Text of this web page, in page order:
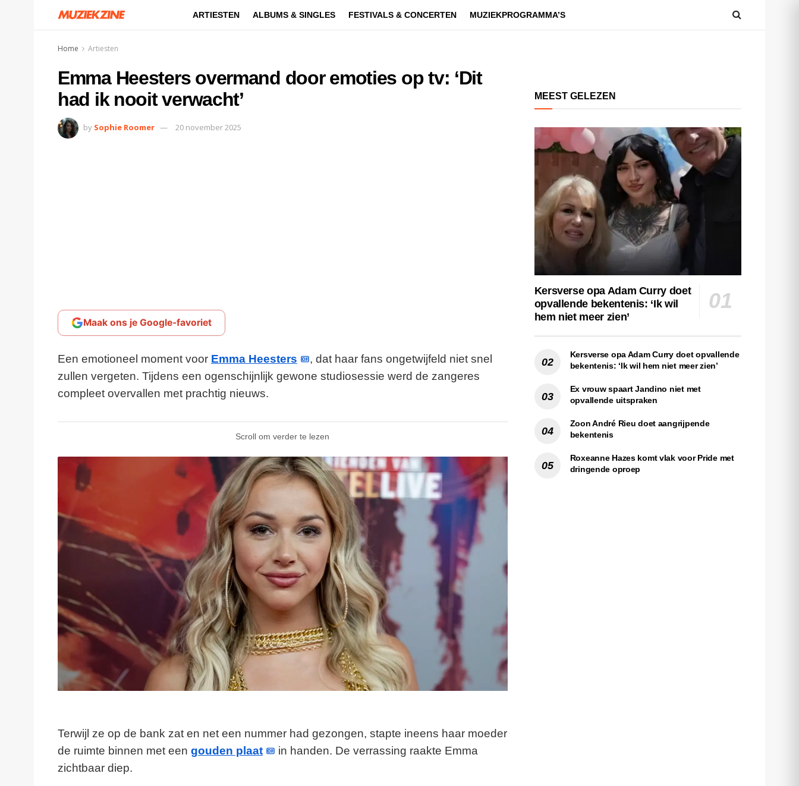
ARTIESTEN ALBUMS & SINGLES FESTIVALS & CONCERTEN MUZIEKPROGRAMMA’S
Home Artiesten
Emma Heesters overmand door emoties op tv: ‘Dit
had ik nooit verwacht’
by Sophie Roomer 20 november 2025
Maak ons je Google-favoriet
Een emotioneel moment voor Emma Heesters
, dat haar fans ongetwijfeld niet snel
zullen vergeten. Tijdens een ogenschijnlijk gewone studiosessie werd de zangeres
compleet overvallen met prachtig nieuws.
Scroll om verder te lezen
Terwijl ze op de bank zat en net een nummer had gezongen, stapte ineens haar moeder
de ruimte binnen met een gouden plaat
in handen. De verrassing raakte Emma
zichtbaar diep.
MEEST GELEZEN
Kersverse opa Adam Curry doet
opvallende bekentenis: ‘Ik wil
hem niet meer zien’
Kersverse opa Adam Curry doet opvallende
bekentenis: ‘Ik wil hem niet meer zien’
Ex vrouw spaart Jandino niet met
opvallende uitspraken
Zoon André Rieu doet aangrijpende
bekentenis
Roxeanne Hazes komt vlak voor Pride met
dringende oproep